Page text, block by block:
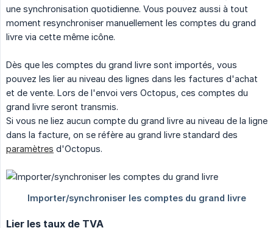
une synchronisation quotidienne. Vous pouvez aussi à tout
moment resynchroniser manuellement les comptes du grand
livre via cette même icône.
Dès que les comptes du grand livre sont importés, vous
pouvez les lier au niveau des lignes dans les factures d'achat
et de vente. Lors de l'envoi vers Octopus, ces comptes du
grand livre seront transmis.
Si vous ne liez aucun compte du grand livre au niveau de la ligne
dans la facture, on se réfère au grand livre standard des
paramètres d'Octopus.
Lier les taux de TVA